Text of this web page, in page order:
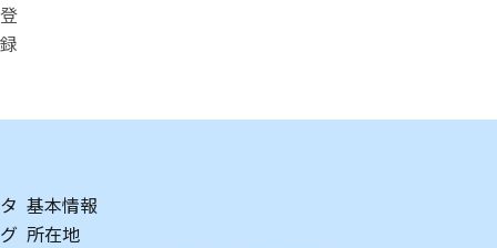
登
録
タ
グ
基本情報
所在地